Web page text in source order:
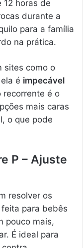
horas de
durante a
para a família
na prática.
sites como o
é impecável
recorrente é o
mais caras
o que pode
P – Ajuste
resolver os
para bebês
pouco mais,
É ideal para